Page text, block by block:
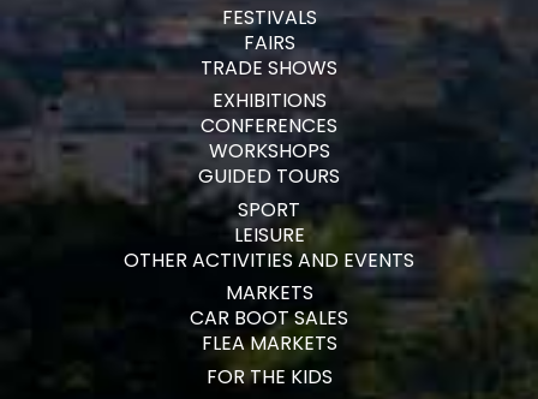
FESTIVALS
FAIRS
TRADE SHOWS
EXHIBITIONS
CONFERENCES
WORKSHOPS
GUIDED TOURS
SPORT
LEISURE
OTHER ACTIVITIES AND EVENTS
MARKETS
CAR BOOT SALES
FLEA MARKETS
FOR THE KIDS